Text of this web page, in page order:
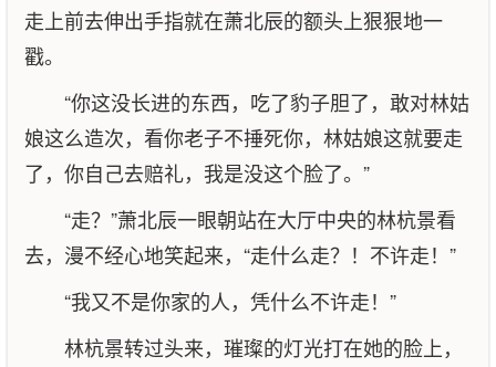
走上前去伸出手指就在萧北辰的额头上狠狠地一
戳。
“你这没长进的东西，吃了豹子胆了，敢对林姑
娘这么造次，看你老子不捶死你，林姑娘这就要走
了，你自己去赔礼，我是没这个脸了。”
“走？”萧北辰一眼朝站在大厅中央的林杭景看
去，漫不经心地笑起来，“走什么走？！不许走！”
“我又不是你家的人，凭什么不许走！”
林杭景转过头来，璀璨的灯光打在她的脸上，